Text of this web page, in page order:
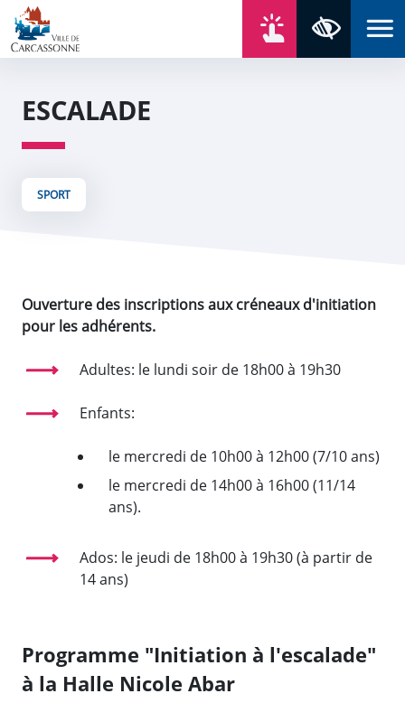
Aller au contenu
Aller au menu
Aller au plan du site
Aller à la recherche
ESCALADE
SPORT
Ouverture des inscriptions aux créneaux d'initiation
pour les adhérents.
Adultes: le lundi soir de 18h00 à 19h30
Enfants:
le mercredi de 10h00 à 12h00 (7/10 ans)
le mercredi de 14h00 à 16h00 (11/14
ans).
Ados: le jeudi de 18h00 à 19h30 (à partir de
14 ans)
Programme "Initiation à l'escalade"
à la Halle Nicole Abar
Panneau de gestion des cookies